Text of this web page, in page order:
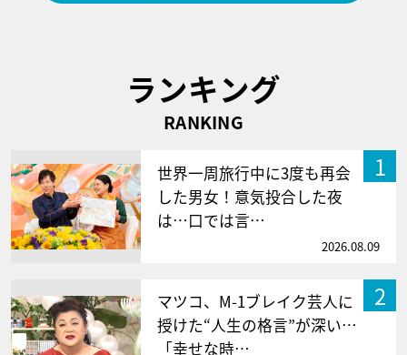
ランキング
RANKING
1
世界一周旅行中に3度も再会
した男女！意気投合した夜
は…口では言…
2026.08.09
2
マツコ、M-1ブレイク芸人に
授けた“人生の格言”が深い…
「幸せな時…